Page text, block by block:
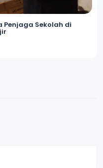
Penjaga Sekolah di